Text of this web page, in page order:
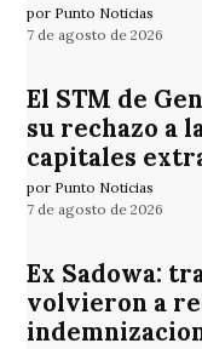
por Punto Noticias
7 de agosto de 2026
El STM de
su rechazo a
capitales
por Punto Noticias
7 de agosto de 2026
Ex Sadowa:
volvieron a